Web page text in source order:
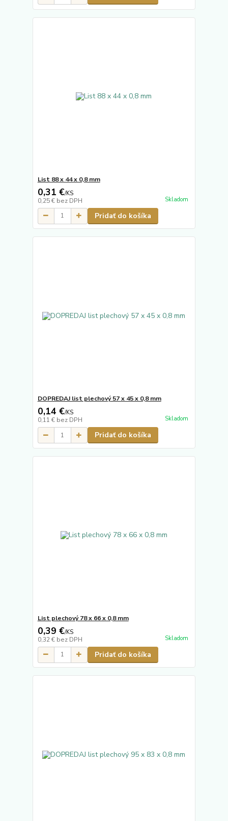
List 88 x 44 x 0,8 mm
0,31 €/KS
0,25 € bez DPH Skladom
Pridať do košíka
DOPREDAJ list plechový 57 x 45 x 0,8 mm
0,14 €/KS
0,11 € bez DPH Skladom
Pridať do košíka
List plechový 78 x 66 x 0,8 mm
0,39 €/KS
0,32 € bez DPH Skladom
Pridať do košíka